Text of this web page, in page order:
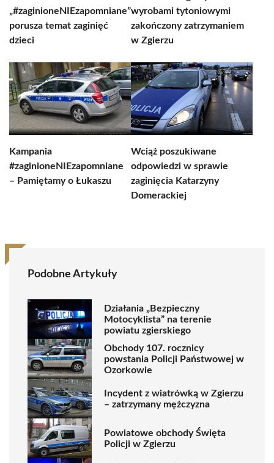
„#zaginioneNIEzapomniane”
porusza temat zaginięć
dzieci
wyrobami tytoniowymi
zakończony zatrzymaniem
w Zgierzu
Kampania
#zaginioneNIEzapomniane
– Pamiętamy o Łukaszu
Wciąż poszukiwane
odpowiedzi w sprawie
zaginięcia Katarzyny
Domerackiej
Podobne Artykuły
Działania „Bezpieczny
Motocyklista” na terenie
powiatu zgierskiego
Obchody 107. rocznicy
powstania Policji Państwowej w
Ozorkowie
Incydent z wiatrówką w Zgierzu
– zatrzymany mężczyzna
Powiatowe obchody Święta
Policji w Zgierzu